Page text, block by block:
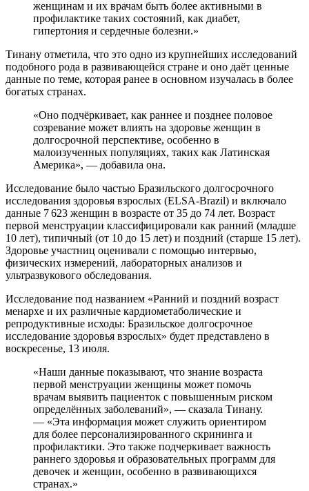
женщинам и их врачам быть более активными в
профилактике таких состояний, как диабет,
гипертония и сердечные болезни.»
Тинану отметила, что это одно из крупнейших исследований
подобного рода в развивающейся стране и оно даёт ценные
данные по теме, которая ранее в основном изучалась в более
богатых странах.
«Оно подчёркивает, как раннее и позднее половое
созревание может влиять на здоровье женщин в
долгосрочной перспективе, особенно в
малоизученных популяциях, таких как Латинская
Америка», — добавила она.
Исследование было частью Бразильского долгосрочного
исследования здоровья взрослых (ELSA‑Brazil) и включало
данные 7 623 женщин в возрасте от 35 до 74 лет. Возраст
первой менструации классифицировали как ранний (младше
10 лет), типичный (от 10 до 15 лет) и поздний (старше 15 лет).
Здоровье участниц оценивали с помощью интервью,
физических измерений, лабораторных анализов и
ультразвукового обследования.
Исследование под названием «Ранний и поздний возраст
менархе и их различные кардиометаболические и
репродуктивные исходы: Бразильское долгосрочное
исследование здоровья взрослых» будет представлено в
воскресенье, 13 июля.
«Наши данные показывают, что знание возраста
первой менструации женщины может помочь
врачам выявить пациенток с повышенным риском
определённых заболеваний», — сказала Тинану.
— «Эта информация может служить ориентиром
для более персонализированного скрининга и
профилактики. Это также подчеркивает важность
раннего здоровья и образовательных программ для
девочек и женщин, особенно в развивающихся
странах.»